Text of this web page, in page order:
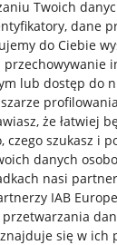
Twoich
dane
do Ciebie
przechowywanie
lub dostęp do
że łatwiej
czego szukasz i
danych
nasi
IAB
się w ich